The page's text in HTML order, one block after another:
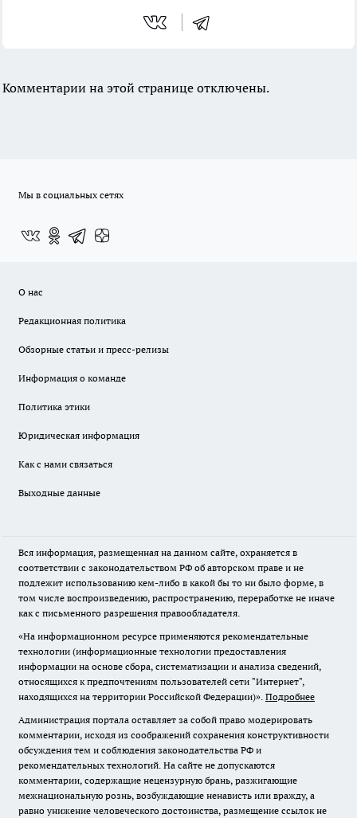
Комментарии на этой странице отключены.
Мы в социальных сетях
О нас
Редакционная политика
Обзорные статьи и пресс-релизы
Информация о команде
Политика этики
Юридическая информация
Как с нами связаться
Выходные данные
Вся информация, размещенная на данном сайте, охраняется в
соответствии с законодательством РФ об авторском праве и не
подлежит использованию кем-либо в какой бы то ни было форме, в
том числе воспроизведению, распространению, переработке не иначе
как с письменного разрешения правообладателя.
«На информационном ресурсе применяются рекомендательные
технологии (информационные технологии предоставления
информации на основе сбора, систематизации и анализа сведений,
относящихся к предпочтениям пользователей сети "Интернет",
находящихся на территории Российской Федерации)». Подробнее
Администрация портала оставляет за собой право модерировать
комментарии, исходя из соображений сохранения конструктивности
обсуждения тем и соблюдения законодательства РФ и
рекомендательных технологий. На сайте не допускаются
комментарии, содержащие нецензурную брань, разжигающие
межнациональную рознь, возбуждающие ненависть или вражду, а
равно унижение человеческого достоинства, размещение ссылок не